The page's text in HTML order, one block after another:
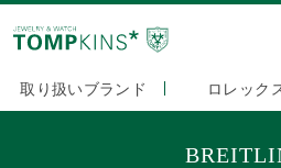
取り扱いブランド ロレック